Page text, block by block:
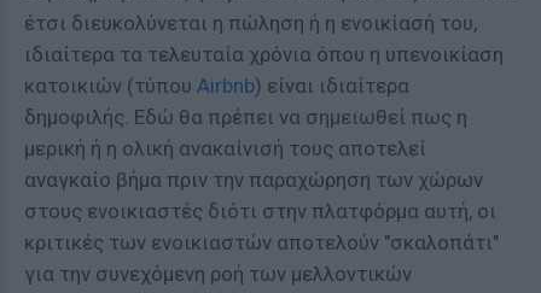
έτσι διευκολύνεται η πώληση ή η ενοικίασή του,
ιδιαίτερα τα τελευταία χρόνια όπου η υπενοικίαση
κατοικιών (τύπου Airbnb) είναι ιδιαίτερα
δημοφιλής. Εδώ θα πρέπει να σημειωθεί πως η
μερική ή η ολική ανακαίνισή τους αποτελεί
αναγκαίο βήμα πριν την παραχώρηση των χώρων
στους ενοικιαστές διότι στην πλατφόρμα αυτή, οι
κριτικές των ενοικιαστών αποτελούν "σκαλοπάτι"
για την συνεχόμενη ροή των μελλοντικών